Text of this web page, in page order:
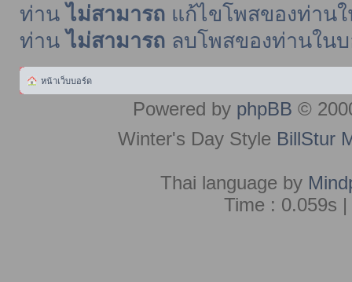
ท่าน ไม่สามารถแก้ไขโพสของท่าน
ท่าน ไม่สามารถลบโพสของท่านใน
หน้าเว็บบอร์ด
Powered by phpBB ©
Winter's Day Style BillStur
Thai language by
Time : 0.059s